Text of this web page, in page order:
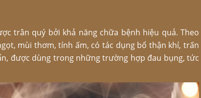
trân quý bởi khả năng chữa bệnh hiệu quả. Theo
mùi thơm, tính ấm, có tác dụng bổ thận khí, trấn
được dùng trong những trường hợp đau bụng, tức